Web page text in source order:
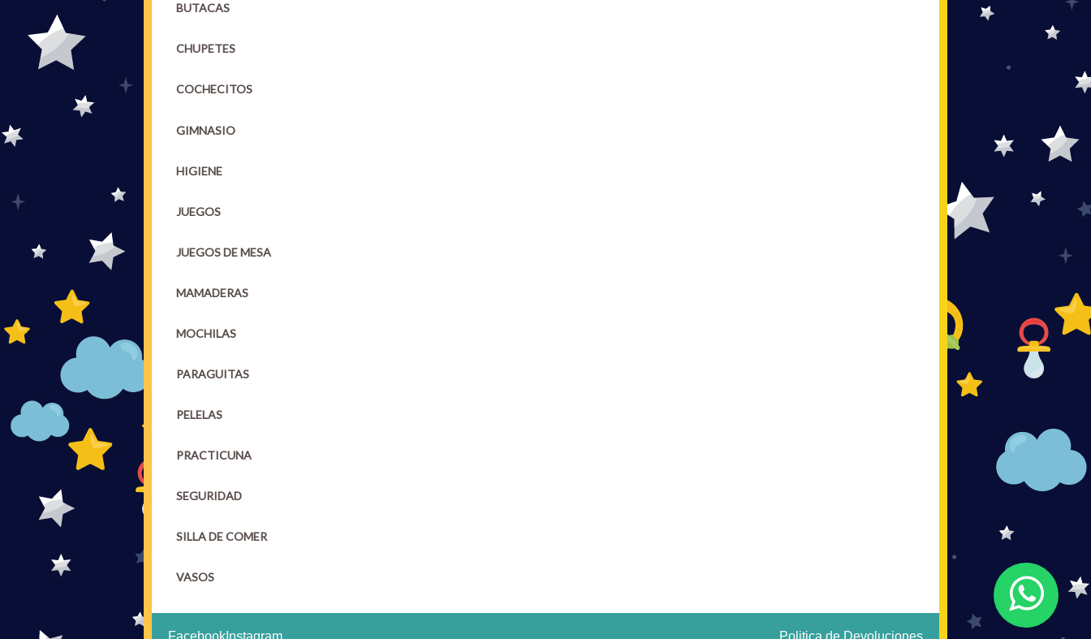
BUTACAS
CHUPETES
COCHECITOS
GIMNASIO
HIGIENE
JUEGOS
JUEGOS DE MESA
MAMADERAS
MOCHILAS
PARAGUITAS
PELELAS
PRACTICUNA
SEGURIDAD
SILLA DE COMER
VASOS